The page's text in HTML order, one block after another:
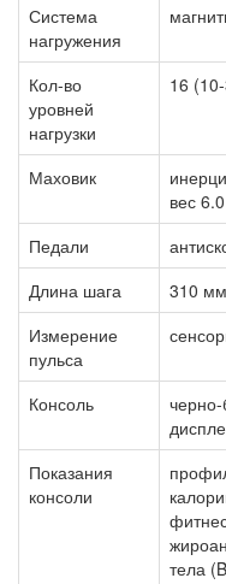
Система
нагружения
Кол-во
уровней
нагрузки
16
Маховик
вес
Педали
Длина шага
310
Измерение
пульса
Консоль
Показания
консоли
тела